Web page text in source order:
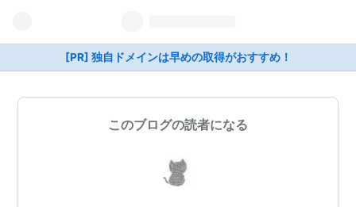
[PR] 独自ドメインは早めの取得がおすすめ！
このブログの読者になる